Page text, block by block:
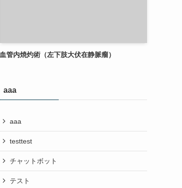
血管内焼灼術（左下肢大伏在静脈瘤）
aaa
aaa
testtest
チャットボット
テスト